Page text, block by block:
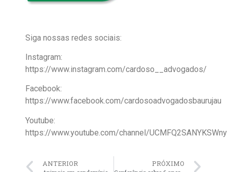
Siga nossas redes sociais:
Instagram:
https://www.instagram.com/cardoso__advogados/
Facebook:
https://www.facebook.com/cardosoadvogadosbaurujau
Youtube:
https://www.youtube.com/channel/
ANTERIOR PRÓXIMO